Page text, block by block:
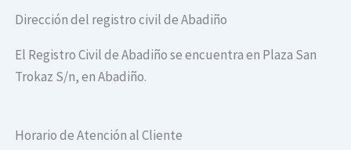
Dirección del registro civil de Abadiño
El Registro Civil de Abadiño se encuentra en Plaza San
Trokaz S/n, en Abadiño.
Horario de Atención al Cliente